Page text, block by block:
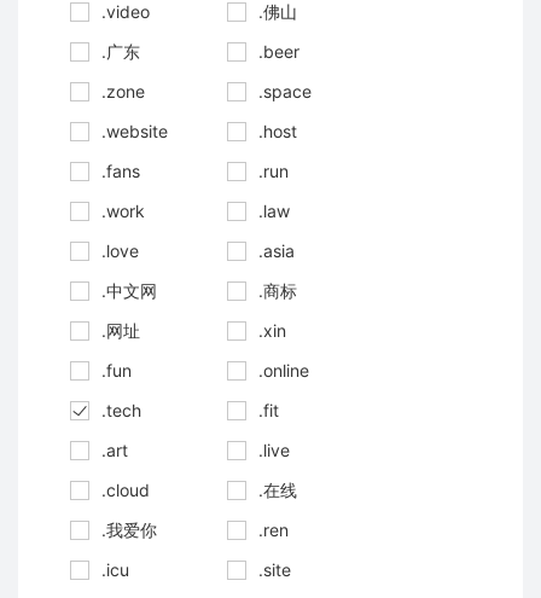
.video
.佛山
.广东
.beer
.zone
.space
.website
.host
.fans
.run
.work
.law
.love
.asia
.中文网
.商标
.网址
.xin
.fun
.online
.tech
.fit
.art
.live
.cloud
.在线
.我爱你
.ren
.icu
.site